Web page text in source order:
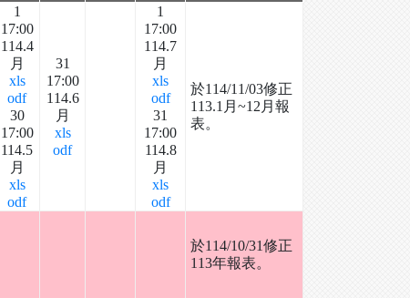
1
17:00
114.4
月
xls
odf
30
17:00
114.5
月
xls
odf
31
17:00
114.6
月
xls
odf
1
17:00
114.7
月
xls
odf
31
17:00
114.8
月
xls
odf
於114/11/03修正
113.1月~12月報
表。
於114/10/31修正
113年報表。